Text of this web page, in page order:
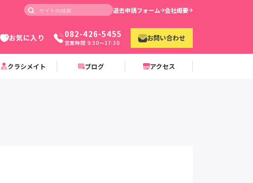
退去申請フォーム 会社概要
お気に入り 082-426-5455
営業時間 9:30〜17:30
お問い合わせ
クラシメイト ブログ アクセス